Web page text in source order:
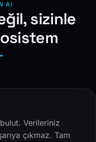
AI
sizinle
Verileriniz
çıkmaz. Tam